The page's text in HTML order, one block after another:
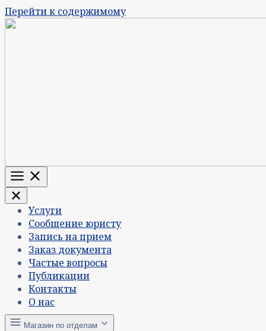
Перейти к содержимому
Меню
Услуги
Сообщение юристу
Запись на прием
Заказ документа
Частые вопросы
Публикации
Контакты
О нас
Магазин по отделам